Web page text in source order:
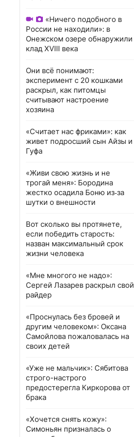
«Ничего подобного в
России не находили»: в
Онежском озере обнаружили
клад XVIII века
Они всё понимают:
эксперимент с 20 кошками
раскрыл, как питомцы
считывают настроение
хозяина
«Считает нас фриками»: как
живет подросший сын Айзы и
Гуфа
«Живи свою жизнь и не
трогай меня»: Бородина
жестко осадила Боню из‑за
шутки о внешности
Вот сколько вы протянете,
если победить старость:
назван максимальный срок
жизни человека
«Мне многого не надо»:
Сергей Лазарев раскрыл свой
райдер
«Проснулась без бровей и
другим человеком»: Оксана
Самойлова пожаловалась на
своих детей
«Уже не мальчик»: Сябитова
строго-настрого
предостерегла Киркорова от
брака
«Хочется снять кожу»:
Симоньян призналась о